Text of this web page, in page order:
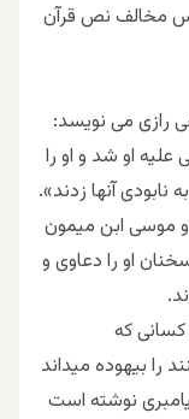
ﻣﺨﺎﻟﻒ ﻧﺺ ﻗﺮﺁﻥ
ﺭﺍﺯﯼ می نویسد:
ﺍﻭ ﺷﺪ ﻭ ﺍﻭ ﺭﺍ
ﻧﺎﺑﻮﺩﯼ ﺁﻧﻬﺎ ﺯﺩﻧﺪ».
ﻣﻮﺳﯽ اﺑﻦ ﻣﯿﻤﻮﻥ
ﺍﻭ ﺭﺍ ﺩﻋﺎﻭﯼ ﻭ
ﻛﺴﺎﻧﯽ ﻛﻪ
ﺭﺍ ﺑﻴﻬﻮﺩﻩ ﻣﻴﺪﺍﻧﺪ
ﻧﻮﺷﺘﻪ ﺍﺳﺖ